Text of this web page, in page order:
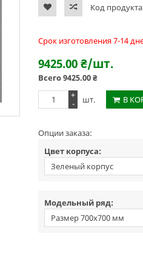
Код
Срок изготовления 7-14
9425.00₴/шт.
Всего9425.00₴
+
-
шт. В
Опции заказа:
Цвет корпуса:
Зеленый корпус
Модельный ряд:
Размер 700х700 мм